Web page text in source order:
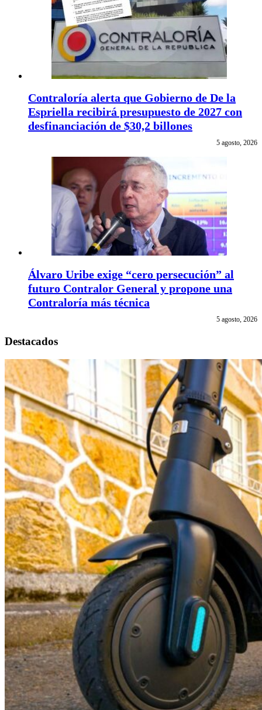
Contraloría alerta que Gobierno de De la
Espriella recibirá presupuesto de 2027 con
desfinanciación de $30,2 billones
5 agosto, 2026
Álvaro Uribe exige “cero persecución” al
futuro Contralor General y propone una
Contraloría más técnica
5 agosto, 2026
Destacados